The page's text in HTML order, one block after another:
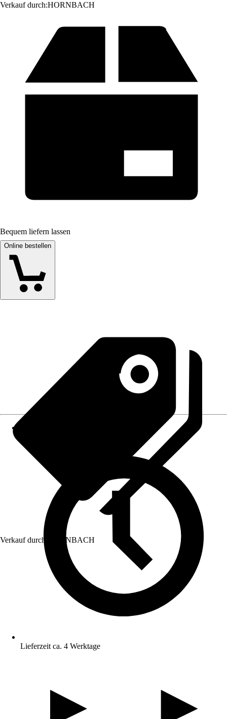
Verkauf durch:HORNBACH
Bequem liefern lassen
Online bestellen
Verkauf durch: HORNBACH
Lieferzeit ca. 4 Werktage